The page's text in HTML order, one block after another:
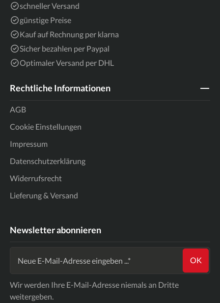
schneller Versand
günstige Preise
Kauf auf Rechnung per klarna
Sicher bezahlen per Paypal
Optimaler Versand per DHL
Rechtliche Informationen
AGB
Cookie Einstellungen
Impressum
Datenschutzerklärung
Widerrufsrecht
Lieferung & Versand
Newsletter abonnieren
OK
Wir werden Ihre E-Mail-Adresse niemals an Dritte
weitergeben.